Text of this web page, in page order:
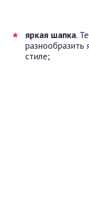
яркая шапка.
разнообразить
стиле;